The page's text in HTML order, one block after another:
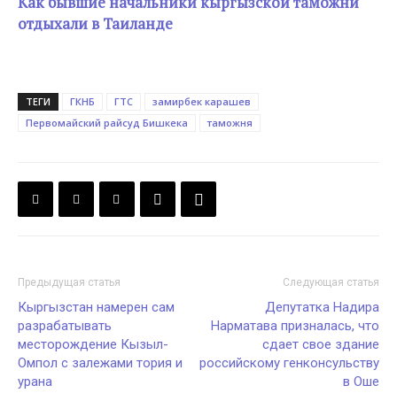
отдыхали в Таиланде
ТЕГИ ГКНБ ГТС
замирбек карашев
Первомайский райсуд Бишкека
таможня
Предыдущая статья
Кыргызстан намерен сам
разрабатывать
месторождение Кызыл-
Омпол с залежами тория и
урана
Следующая статья
Депутатка Надира
Нарматава призналась, что
сдает свое здание
российскому генконсульству
в Оше